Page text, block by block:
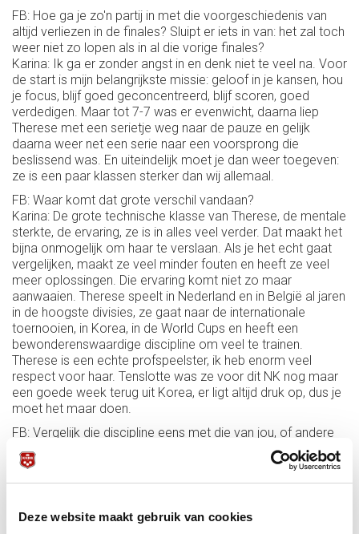
Deze website maakt gebruik van cookies
FB: Hoe ga je zo'n partij in met die voorgeschiedenis van
altijd verliezen in de finales? Sluipt er iets in van: het zal toch
weer niet zo lopen als in al die vorige finales?
Karina: Ik ga er zonder angst in en denk niet te veel na. Voor
de start is mijn belangrijkste missie: geloof in je kansen, hou
je focus, blijf goed geconcentreerd, blijf scoren, goed
verdedigen. Maar tot 7-7 was er evenwicht, daarna liep
Therese met een serietje weg naar de pauze en gelijk
daarna weer net een serie naar een voorsprong die
beslissend was. En uiteindelijk moet je dan weer toegeven:
ze is een paar klassen sterker dan wij allemaal.
FB: Waar komt dat grote verschil vandaan?
Karina: De grote technische klasse van Therese, de mentale
sterkte, de ervaring, ze is in alles veel verder. Dat maakt het
bijna onmogelijk om haar te verslaan. Als je het echt gaat
vergelijken, maakt ze veel minder fouten en heeft ze veel
meer oplossingen. Die ervaring komt niet zo maar
aanwaaien. Therese speelt in Nederland en in België al jaren
in de hoogste divisies, ze gaat naar de internationale
toernooien, in Korea, in de World Cups en heeft een
bewonderenswaardige discipline om veel te trainen.
Therese is een echte profspeelster, ik heb enorm veel
respect voor haar. Tenslotte was ze voor dit NK nog maar
een goede week terug uit Korea, er ligt altijd druk op, dus je
moet het maar doen.
FB: Vergelijk die discipline eens met die van jou, of andere
speelsters in Nederland.
Karina: Wij hebben zelf een biljart thuis, maar ik kan het niet
opbrengen om al die uren te trainen dat ik vrij ben. Ik
ook. Als het lekker weer is, doen we een terrasje, of een
barbecue. Het biljart staat er nu drie jaar, ik denk dat we